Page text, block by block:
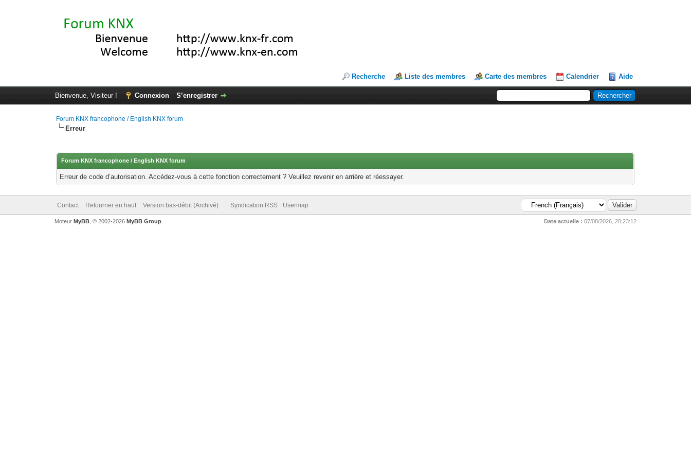
Recherche Liste des membres Carte des membres Calendrier Aide
Bienvenue, Visiteur ! Connexion S’enregistrer
Forum KNX francophone / English KNX forum
Erreur
Forum KNX francophone / English KNX forum
Erreur de code d’autorisation. Accédez-vous à cette fonction correctement ? Veuillez revenir en arrière et réessayer.
Contact Retourner en haut Version bas-débit (Archivé) Syndication RSS Usermap
Date actuelle : 07/08/2026, 20:23:12
Moteur MyBB, © 2002-2026 MyBB Group.